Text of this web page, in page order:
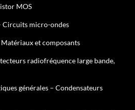
MOS
Circuits micro-ondes
et composants
radiofréquence large bande,
générales – Condensateurs